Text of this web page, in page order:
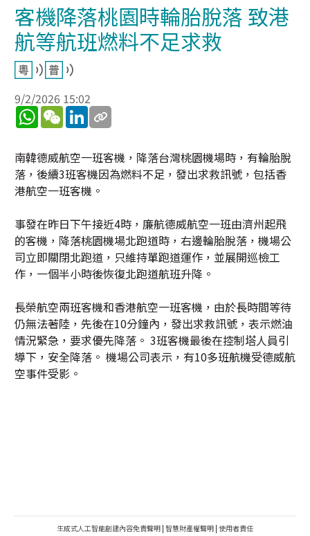
客機降落桃園時輪胎脫落 致港
航等航班燃料不足求救
9/2/2026 15:02
WhatsApp
WeChatLinkedIn
南韓德威航空一班客機，降落台灣桃園機場時，有輪胎脫
落，後續3班客機因為燃料不足，發出求救訊號，包括香
港航空一班客機。
事發在昨日下午接近4時，廉航德威航空一班由濟州起飛
的客機，降落桃園機場北跑道時，右邊輪胎脫落，機場公
司立即關閉北跑道，只維持單跑道運作，並展開巡檢工
作，一個半小時後恢復北跑道航班升降。
長榮航空兩班客機和香港航空一班客機，由於長時間等待
仍無法著陸，先後在10分鐘內，發出求救訊號，表示燃油
情況緊急，要求優先降落。 3班客機最後在控制塔人員引
導下，安全降落。 機場公司表示，有10多班航機受德威航
空事件受影。
生成式人工智能創建內容免責聲明 | 智慧財產權聲明 | 使用者責任